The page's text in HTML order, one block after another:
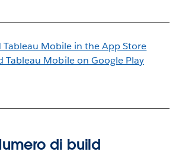
di build